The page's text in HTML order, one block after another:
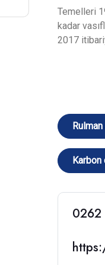
Temelleri
kadar
2017